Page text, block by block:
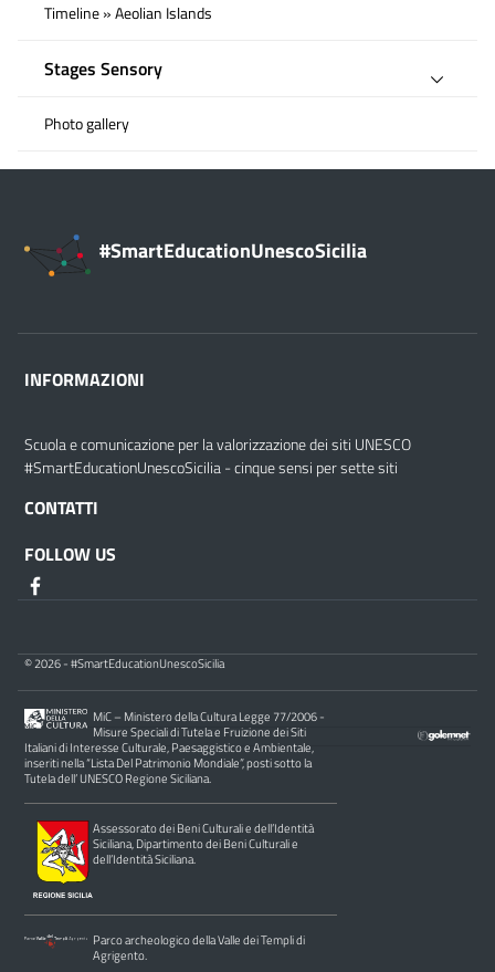
Timeline » Aeolian Islands
Stages Sensory
Photo gallery
#SmartEducationUnescoSicilia
INFORMAZIONI
Scuola e comunicazione per la valorizzazione dei siti UNESCO
#SmartEducationUnescoSicilia - cinque sensi per sette siti
CONTATTI
FOLLOW US
© 2026 - #SmartEducationUnescoSicilia
MiC – Ministero della Cultura Legge 77/2006 -
Misure Speciali di Tutela e Fruizione dei Siti
Italiani di Interesse Culturale, Paesaggistico e Ambientale,
inseriti nella “Lista Del Patrimonio Mondiale”, posti sotto la
Tutela dell’ UNESCO Regione Siciliana.
Assessorato dei Beni Culturali e dell’Identità
Siciliana, Dipartimento dei Beni Culturali e
dell’Identità Siciliana.
Parco archeologico della Valle dei Templi di
Agrigento.